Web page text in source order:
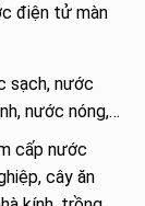
điện tử màn
sạch, nước
nước nóng,…
cấp nước
cây ăn